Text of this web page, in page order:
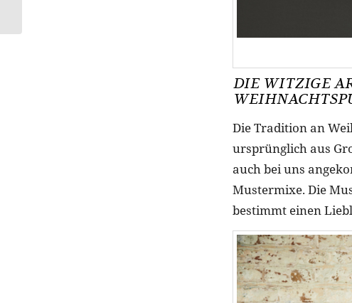
DIE WITZIGE
Die Tradition an
ursprünglich aus
auch bei uns
Mustermixe. Die
bestimmt einen